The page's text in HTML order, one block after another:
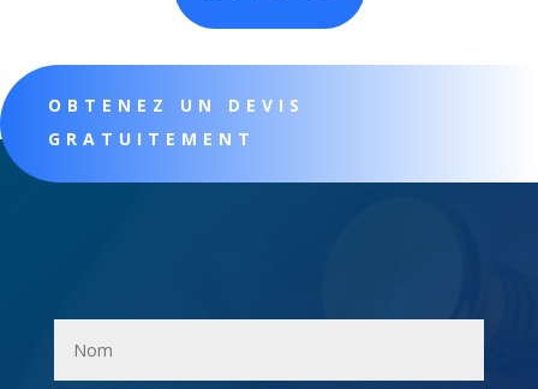
OBTENEZ UN DEVIS
GRATUITEMENT